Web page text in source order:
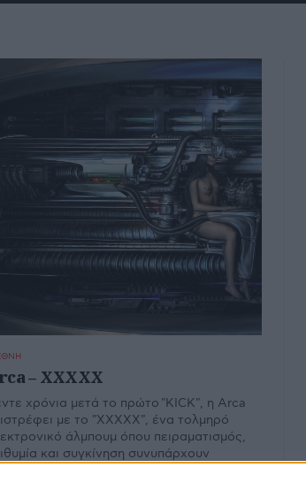
– XXXXX
χρόνια μετά το πρώτο "KICK", η Arca
με το "XXXXX", ένα τολμηρό
άλμπουμ όπου πειραματισμός,
και συγκίνηση συνυπάρχουν